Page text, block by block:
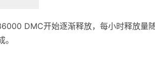
DMC开始逐渐释放，每小时释放量